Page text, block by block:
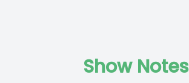
Show Notes